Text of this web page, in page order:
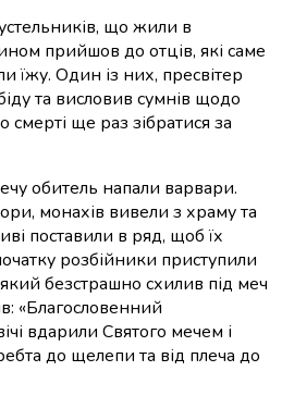
що жили в
прийшов до отців, які саме
їжу. Один із них, пресвітер
та висловив сумнів щодо
смерті ще раз зібратися за
обитель напали варвари.
монахів вивели з храму та
поставили в ряд, щоб їх
розбійники приступили
безстрашно схилив під меч
«Благословенний
вдарили Святого мечем і
до щелепи та від плеча до